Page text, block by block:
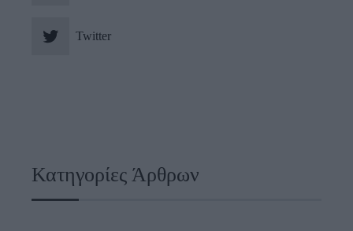
Twitter
Κατηγορίες Άρθρων